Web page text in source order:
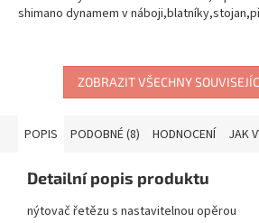
shimano dynamem v
ZOBRAZIT VŠECHNY
POPIS PODOBNÉ (8) HODNOCENÍ JAK
Detailní popis produktu
nýtovač řetězu s nastavitelnou opěrou